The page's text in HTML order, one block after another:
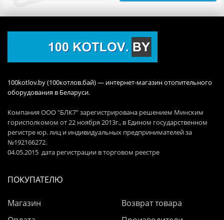
100kotlov.by (100котлов.бай) — интернет-магазин отопительного
оборудования в Беларуси.
Компания ООО "БЛК7" зарегистрирована решением Минским
горисполкомом от 22 ноября 2013г., в Едином государственном
регистре юр. лиц и индивидуальных предпринимателей за
№192166272.
04.05.2015 дата регистрации в торговом реестре
ПОКУПАТЕЛЮ
Магазин
Возврат товара